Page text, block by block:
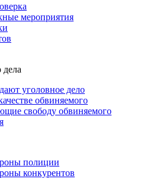
мероприятия
уголовное дело
обвиняемого
свободу обвиняемого
полиции
конкурентов